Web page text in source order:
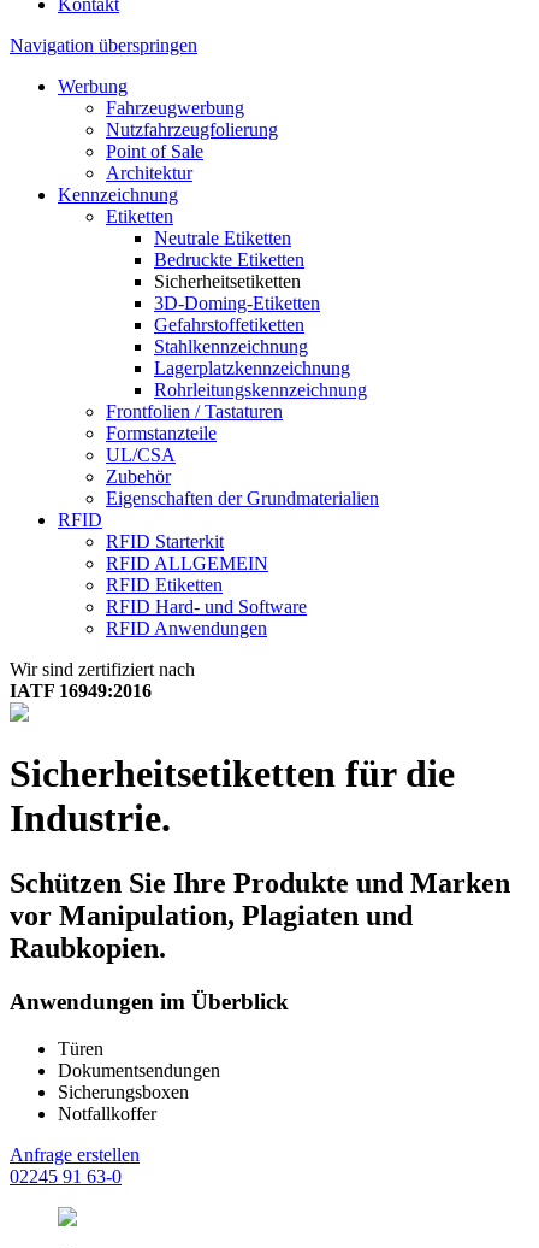
Kontakt
Navigation überspringen
Werbung
Fahrzeugwerbung
Nutzfahrzeugfolierung
Point of Sale
Architektur
Kennzeichnung
Etiketten
Neutrale Etiketten
Bedruckte Etiketten
Sicherheitsetiketten
3D-Doming-Etiketten
Gefahrstoffetiketten
Stahlkennzeichnung
Lagerplatzkennzeichnung
Rohrleitungskennzeichnung
Frontfolien / Tastaturen
Formstanzteile
UL/CSA
Zubehör
Eigenschaften der Grundmaterialien
RFID
RFID Starterkit
RFID ALLGEMEIN
RFID Etiketten
RFID Hard- und Software
RFID Anwendungen
Wir sind zertifiziert nach
IATF 16949:2016
Sicherheitsetiketten für die
Industrie.
Schützen Sie Ihre Produkte und Marken
vor Manipulation, Plagiaten und
Raubkopien.
Anwendungen im Überblick
Türen
Dokumentsendungen
Sicherungsboxen
Notfallkoffer
Anfrage erstellen
02245 91 63-0